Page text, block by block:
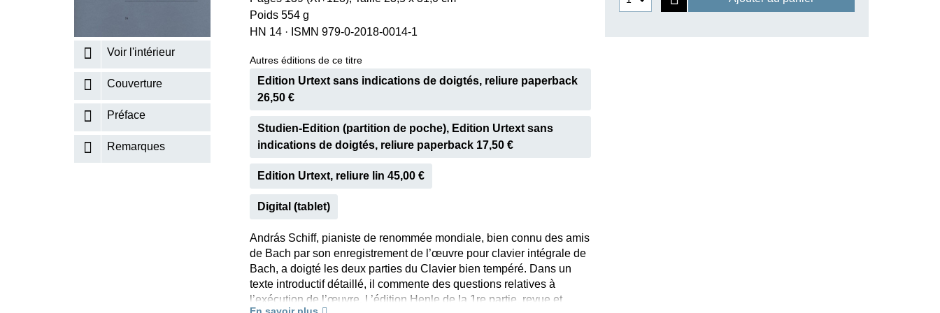
KISSIN THE COMPOSER
RICHARD STRAUSS
Voir l'intérieur
Couverture
Préface
Remarques
Poids 554 g
HN 14 · ISMN 979-0-2018-0014-1
Autres éditions de ce titre
Edition Urtext sans indications de doigtés, reliure paperback
26,50 €
Studien-Edition (partition de poche), Edition Urtext sans
indications de doigtés, reliure paperback 17,50 €
Edition Urtext, reliure lin 45,00 €
Digital (tablet)
András Schiff, pianiste de renommée mondiale, bien connu des amis
de Bach par son enregistrement de l’œuvre pour clavier intégrale de
Bach, a doigté les deux parties du Clavier bien tempéré. Dans un
texte introductif détaillé, il commente des questions relatives à
l’exécution de l’œuvre. L’édition Henle de la 1re partie, revue et